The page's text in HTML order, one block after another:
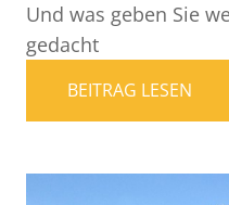
Und was geben Sie
gedacht
BEITRAG LESEN